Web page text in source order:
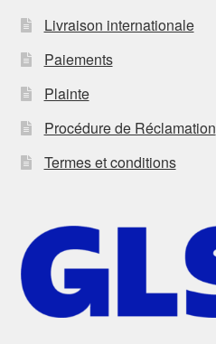
Livraison internationale
Paiements
Plainte
Procédure de Réclamation
Termes et conditions